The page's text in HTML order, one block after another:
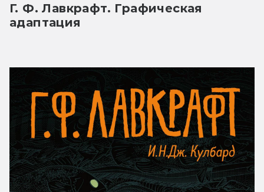
Г. Ф. Лавкрафт. Графическая
адаптация